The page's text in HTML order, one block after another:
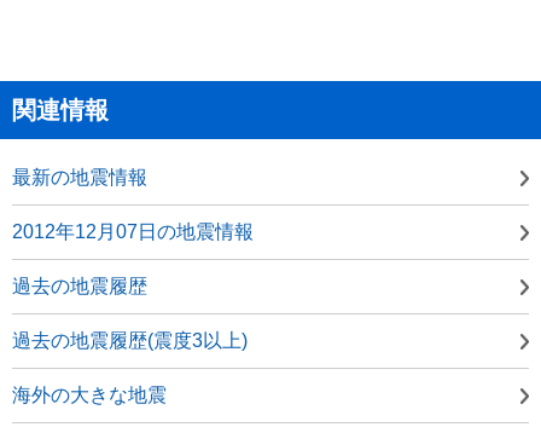
関連情報
最新の地震情報
2012年12月07日の地震情報
過去の地震履歴
過去の地震履歴(震度3以上)
海外の大きな地震